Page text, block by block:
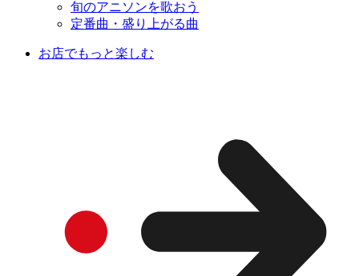
旬のアニソンを歌おう
定番曲・盛り上がる曲
お店でもっと楽しむ